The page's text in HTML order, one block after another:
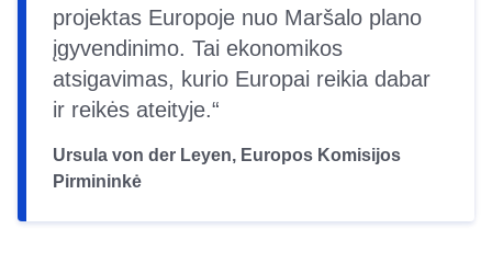
projektas Europoje nuo Maršalo plano
įgyvendinimo. Tai ekonomikos
atsigavimas, kurio Europai reikia dabar
ir reikės ateityje.
Ursula von der Leyen, Europos Komisijos
Pirmininkė